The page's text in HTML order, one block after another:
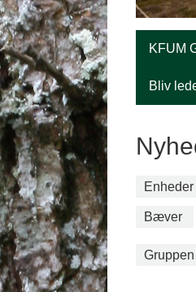
KFUM
Bliv
Enheder
Bæver
Gruppen